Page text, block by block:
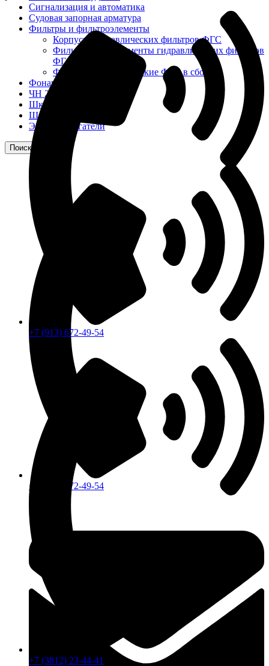
Сигнализация и автоматика
Судовая запорная арматура
Фильтры и фильтроэлементы
Корпусы гидравлических фильтров ФГС
Фильтрующие элементы гидравлических фильтров
ФГС
Фильтры гидравлические ФГС в сборе
Фонари
ЧН 25/34
Шкода 6S-160
Шкода-275
Электродвигатели
Поиск
+7 (913) 672-49-54
+7 (913) 672-49-54
+7 (3812) 23-44-41